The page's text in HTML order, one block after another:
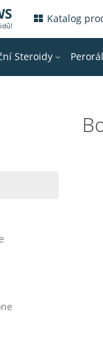
Katalog
Steroidy